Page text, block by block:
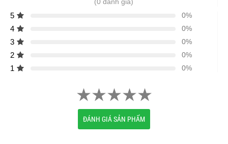
5 0%
4 0%
3 0%
2 0%
1 0%
ĐÁNH GIÁ SẢN PHẨM